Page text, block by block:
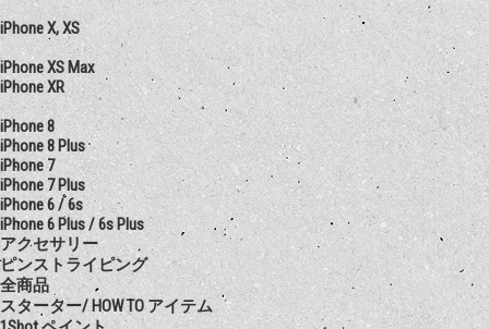
iPhone X, XS
iPhone XS Max
iPhone XR
iPhone 8
iPhone 8 Plus
iPhone 7
iPhone 7 Plus
iPhone 6 / 6s
iPhone 6 Plus / 6s Plus
アクセサリー
ピンストライピング
全商品
スターター/ HOW TO アイテム